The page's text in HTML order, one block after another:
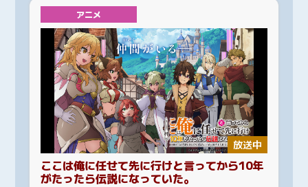
アニメ
放送中
ここは俺に任せて先に行けと言ってから10年
がたったら伝説になっていた。